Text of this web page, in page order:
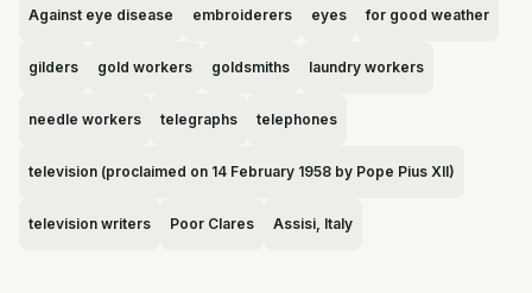
Against eye disease embroiderers eyes for good weather
gilders gold workers goldsmiths laundry workers
needle workers telegraphs telephones
television (proclaimed on 14 February 1958 by Pope Pius XII)
television writers Poor Clares Assisi, Italy